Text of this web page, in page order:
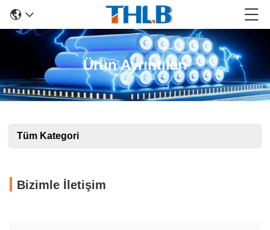
Ürün Ayrıntıları
Tüm Kategori
Bizimle İletişim